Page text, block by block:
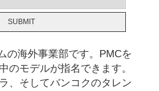
の海外事業部です。PMCを
のモデルが指名できます。
、そしてバンコクのタレン